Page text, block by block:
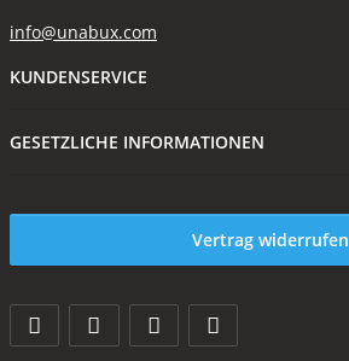
info@unabux.com
KUNDENSERVICE
GESETZLICHE INFORMATIONEN
Vertrag widerrufen